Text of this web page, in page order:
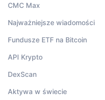
CMC Max
Najważniejsze wiadomości
Fundusze ETF na Bitcoin
API Krypto
DexScan
Aktywa w świecie